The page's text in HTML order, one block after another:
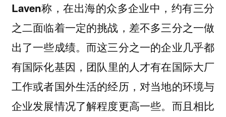
Laven称，在出海的众多企业中，约有三分
之二面临着一定的挑战，差不多三分之一做
出了一些成绩。而这三分之一的企业几乎都
有国际化基因 ，团队里的人才有在国际大厂
工作或者国外生活的经历，对当地的环境与
企业发展情况了解程度更高一些。而且相比